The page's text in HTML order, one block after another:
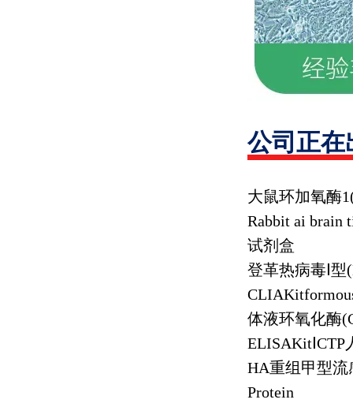
公司正在
大鼠环加氧酶
Rabbit ai brain
试剂盒
登革热病毒Ⅰ型
体液环氧化酶
ELISAKit CTP
HA重组甲型流
Protein